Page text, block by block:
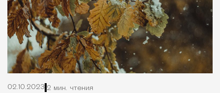
02.10.2023 2 мин. чтения